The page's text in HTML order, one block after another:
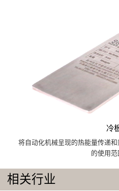
冷
将自动化机械呈现的热能量传递
的使用范
相关行业